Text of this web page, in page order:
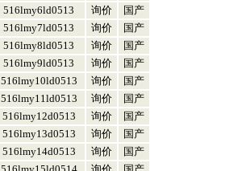
516lmy6ld0513 询价
国产
516lmy7ld0513 询价
国产
516lmy8ld0513 询价
国产
516lmy9ld0513 询价
国产
516lmy10ld0513 询价
国产
516lmy11ld0513 询价
国产
516lmy12d0513 询价
国产
516lmy13d0513 询价
国产
516lmy14d0513 询价
国产